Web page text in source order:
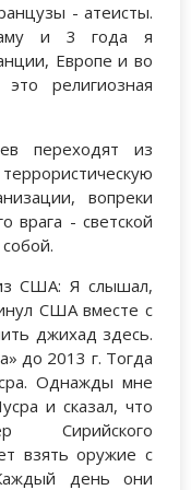
- атеисты.
и 3 года я
Европе и во
религиозная
переходят из
вопреки
врага - светской
США: Я слышал,
США вместе с
джихад здесь.
до 2013 г. Тогда
Однажды мне
и сказал, что
взять оружие с
день они